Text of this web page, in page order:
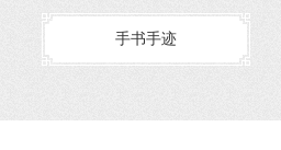
手书手迹